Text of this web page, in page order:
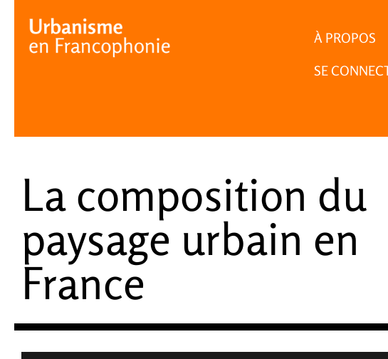
À PROPOS
SE
La composition du
paysage urbain en
France